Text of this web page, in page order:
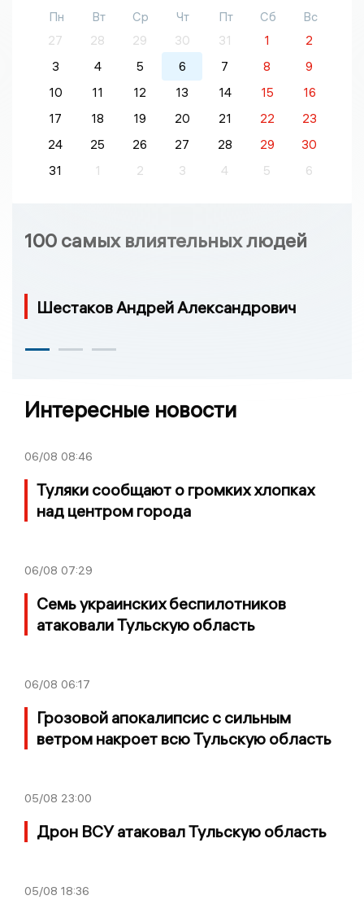
Пн Вт Ср Чт Пт Сб
Вс
27
28 29 30 31 1
2
3
4 5 6 7 8
9
10
11 12 13 14 15
16
17
18 19 20 21 22
23
24
25 26 27 28 29
30
31
1 2 3 4 5 6
100 самых влиятельных людей
Шестаков Андрей Александрович
Интересные новости
06/08 08:46
Туляки сообщают о громких хлопках
над центром города
06/08 07:29
Семь украинских беспилотников
атаковали Тульскую область
06/08 06:17
Грозовой апокалипсис с сильным
ветром накроет всю Тульскую область
05/08 23:00
Дрон ВСУ атаковал Тульскую область
05/08 18:36